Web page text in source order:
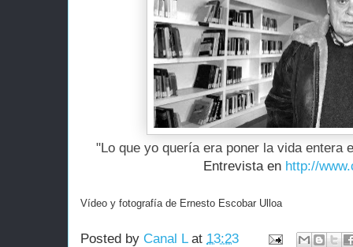
"Lo que yo quería era poner la vida entera
Entrevista en http://
Vídeo y fotografía de Ernesto Escobar Ulloa
Posted by Canal L at 13:23